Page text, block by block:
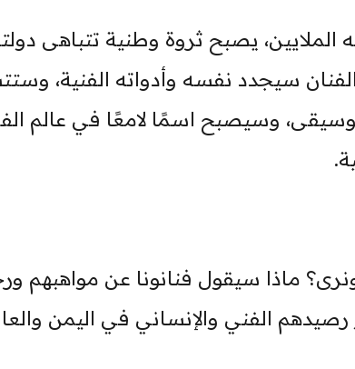
الملايين، يصبح ثروة وطنية تتباهى
سيجدد نفسه وأدواته الفنية،
وسيصبح اسمًا لامعًا في عالم
ماذا سيقول فنانونا عن مواهبهم
الفني والإنساني في اليمن